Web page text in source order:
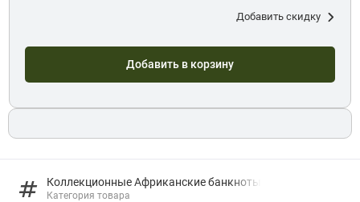
Коллекционные Африканские банкноты
Категория товара
Добавить скидку
Добавить в корзину